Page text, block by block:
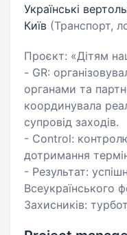
Українські
Київ (Транспорт,
Проєкт: «Дітям
- GR:
органами та
координувала
супровід заходів.
- Сontrol:
дотримання
- Результат:
Всеукраїнського
Захисників: